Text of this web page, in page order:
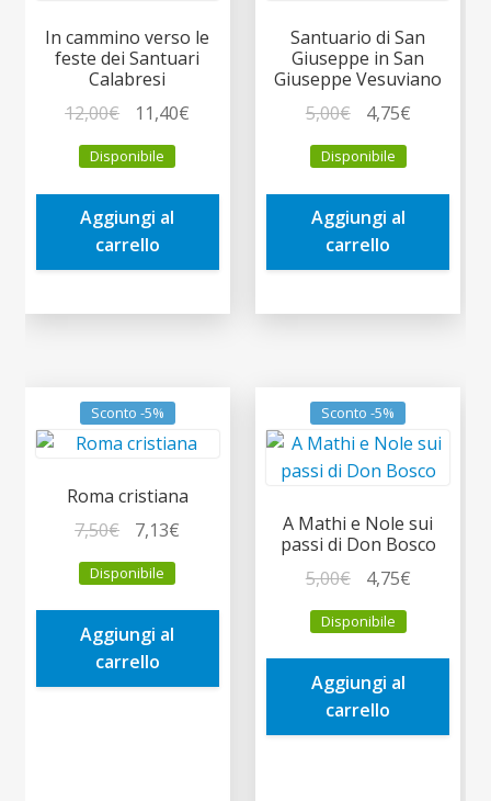
In cammino verso le
feste dei Santuari
Calabresi
12,00€
prezzo
originale
era:
12,00€.
11,40€
è:
Disponibile
Aggiungi al
carrello
Santuario di San
Giuseppe in San
Giuseppe Vesuviano
5,00€
prezzo
originale
era:
5,00€.
4,75€Il
è:
Disponibile
Aggiungi al
carrello
Sconto -5%
Roma cristiana
7,50€
prezzo
originale
era:
7,50€.
7,13€
è:
Disponibile
Aggiungi al
carrello
Sconto -5%
A Mathi e Nole sui
passi di Don Bosco
5,00€
prezzo
originale
era:
5,00€.
4,75€Il
è:
Disponibile
Aggiungi al
carrello